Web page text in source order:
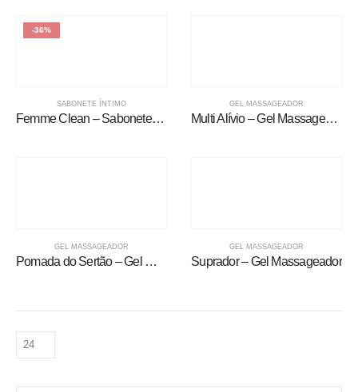
-36%
SABONETE ÍNTIMO
Femme Clean – Sabonete Líquido Íntimo 200ml Kit Promocional 2unds
GEL MASSAGEADOR
Multi Alívio – Gel Massageador
GEL MASSAGEADOR
Pomada do Sertão – Gel Massageador
GEL MASSAGEADOR
Suprador – Gel Massageador